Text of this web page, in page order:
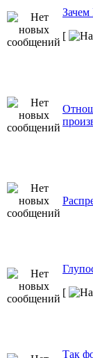
Зачем
[
[
Так